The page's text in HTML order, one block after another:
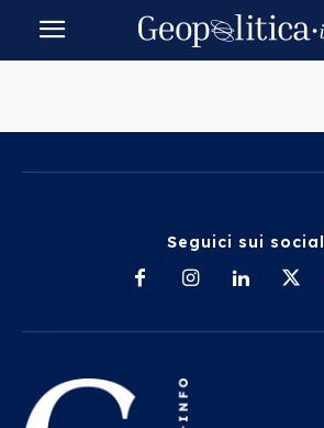
Seguici sui social